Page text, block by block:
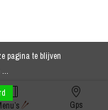
Gps
pagina te blijven
...